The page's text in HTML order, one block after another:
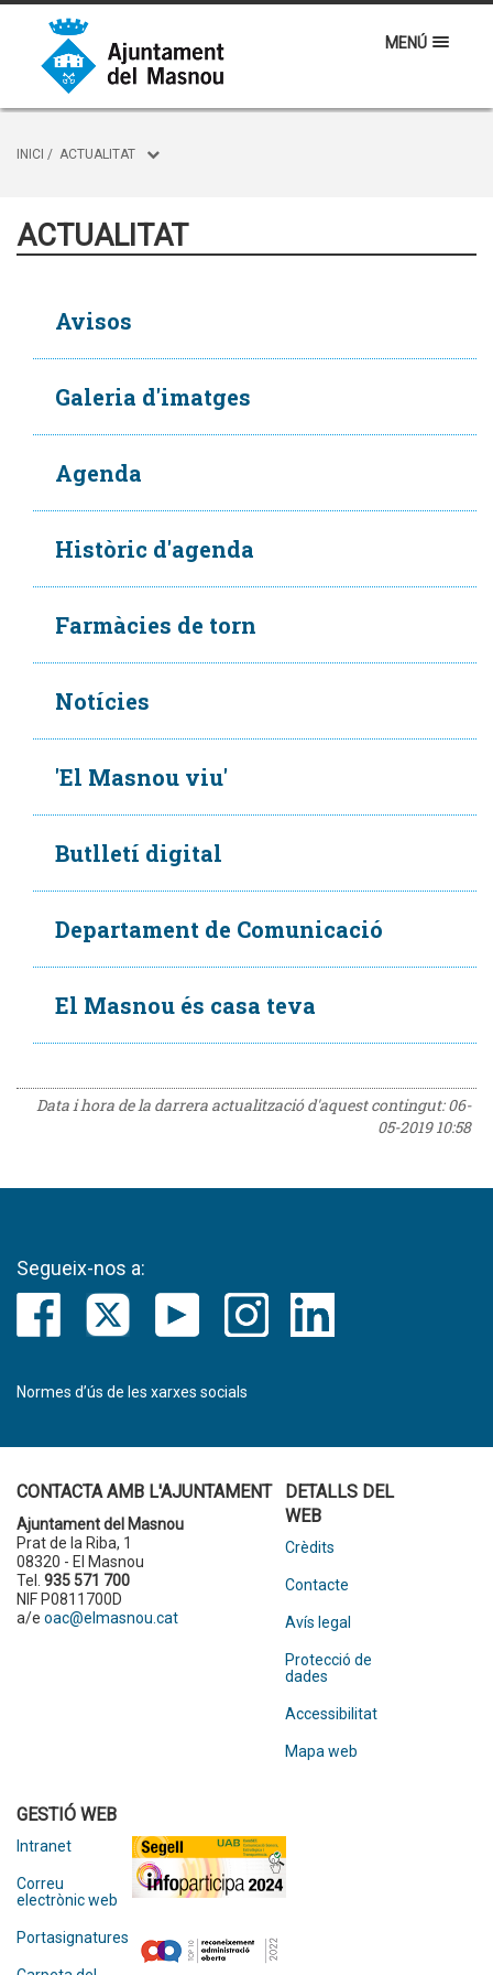
MENÚ
INICI / ACTUALITAT
ACTUALITAT
Avisos
Galeria d'imatges
Agenda
Històric d'agenda
Farmàcies de torn
Notícies
'El Masnou viu'
Butlletí digital
Departament de Comunicació
El Masnou és casa teva
Data i hora de la darrera actualització d'aquest contingut:06-
05-2019 10:58
Segueix-nos a:
Normes d’ús de les xarxes socials
CONTACTA AMB L'AJUNTAMENT
Ajuntament del Masnou
Prat de la Riba, 1
08320 - El Masnou
Tel. 935 571 700
NIF P0811700D
a/e oac@elmasnou.cat
DETALLS DEL
WEB
Crèdits
Contacte
Avís legal
Protecció de
dades
Accessibilitat
Mapa web
GESTIÓ WEB
Intranet
Correu
electrònic web
Portasignatures